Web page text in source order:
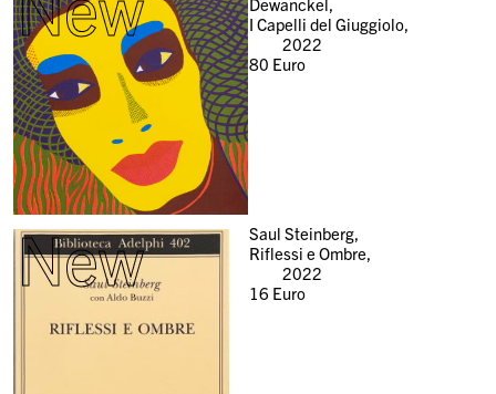
I Capelli del Giuggiolo,
2022
80 Euro
New
Saul Steinberg,
Riflessi e Ombre,
2022
16 Euro